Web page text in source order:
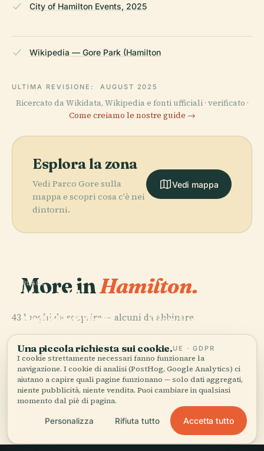
City of Hamilton Events, 2025
Wikipedia — Gore Park (Hamilton
ULTIMA REVISIONE: AUGUST 2025
Ricercato da Wikidata, Wikipedia e fonti ufficiali · verificato ·
Come creiamo le nostre guide →
Esplora la zona
Vedi Parco Gore sulla
mappa e scopri cosa c'è nei
dintorni.
Vedi mappa
More inHamilton.
43 luoghi da scoprire — alcuni da abbinare.
Galleria D'Arte
di Hamilton
Giardini
Botanici Reali
PLACE
Museo del
degli Aeroplani
da Guerra
Canadesi
PLACE
Castello
Dundurn
Tutti i 43 luoghi di Hamilton
Una piccola richiesta sui cookie.UE · GDPR
I cookie strettamente necessari fanno funzionare la
navigazione. I cookie di analisi (PostHog, Google Analytics) ci
aiutano a capire quali pagine funzionano — solo dati aggregati,
niente pubblicità, niente vendita. Puoi cambiare in qualsiasi
momento dal piè di pagina.
Personalizza Rifiuta tutto Accetta tutto